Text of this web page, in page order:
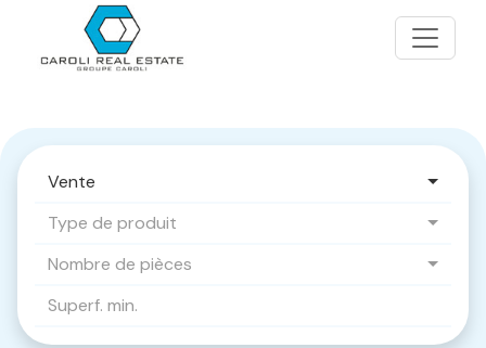
Vente
Type de produit
Nombre de pièces